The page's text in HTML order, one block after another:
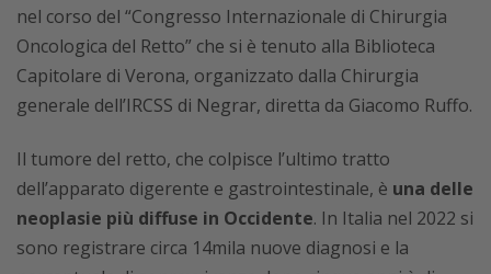
nel corso del “Congresso Internazionale di Chirurgia
Oncologica del Retto” che si è tenuto alla Biblioteca
Capitolare di Verona, organizzato dalla Chirurgia
generale dell’IRCSS di Negrar, diretta da Giacomo Ruffo.
Il tumore del retto, che colpisce l’ultimo tratto
dell’apparato digerente e gastrointestinale, è una delle
neoplasie più diffuse in Occidente. In Italia nel 2022 si
sono registrare circa 14mila nuove diagnosi e la